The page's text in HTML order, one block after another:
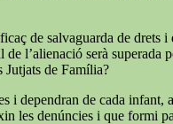
de salvaguarda de
l’alienació serà
Jutjats de Família?
i dependran de cada
les denúncies i que